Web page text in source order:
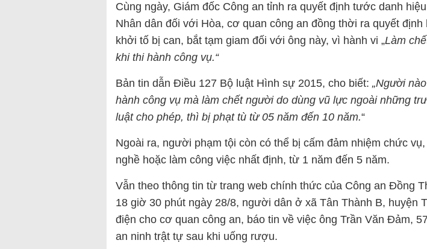
Cùng ngày, Giám đốc Công an tỉnh ra quyết định tước danh
Nhân dân đối với Hòa, cơ quan công an đồng thời ra quyết định
khởi tố bị can, bắt tạm giam đối với ông này, vì hành vi „Làm
khi thi hành công vụ.“
Bản tin dẫn Điều 127 Bộ luật Hình sự 2015, cho biết: „Người
hành công vụ mà làm chết người do dùng vũ lực ngoài những
luật cho phép, thì bị phạt tù từ 05 năm đến 10 năm.“
Ngoài ra, người phạm tội còn có thể bị cấm đảm nhiệm chức
nghề hoặc làm công việc nhất định, từ 1 năm đến 5 năm.
Vẫn theo thông tin từ trang web chính thức của Công an Đồng
18 giờ 30 phút ngày 28/8, người dân ở xã Tân Thành B, huyện
điện cho cơ quan công an, báo tin về việc ông Trần Văn Đảm,
an ninh trật tự sau khi uống rượu.